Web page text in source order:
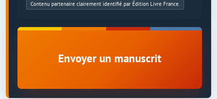
Contenu partenaire clairement identifié par Édition Livre France.
Envoyer un manuscrit